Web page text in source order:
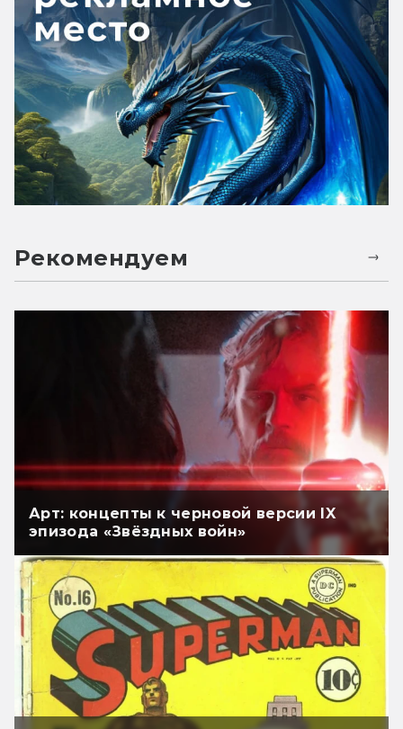
Рекомендуем
Арт: концепты к черновой версии IX
эпизода «Звёздных войн»